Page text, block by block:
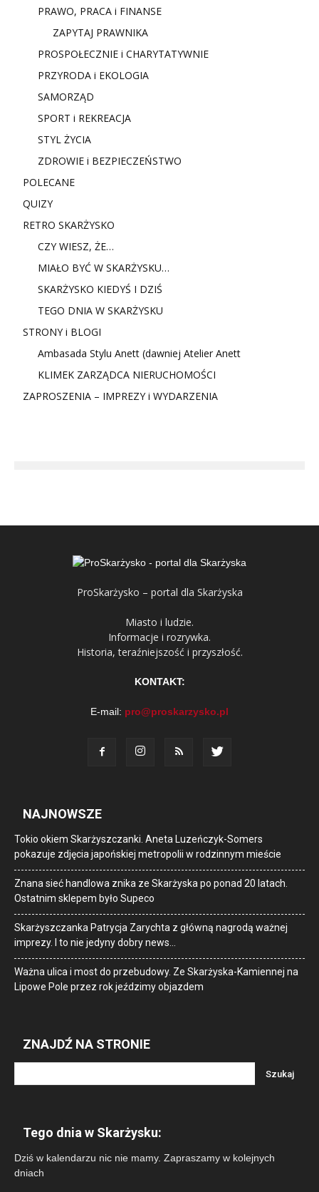
PRAWO, PRACA i FINANSE
ZAPYTAJ PRAWNIKA
PROSPOŁECZNIE i CHARYTATYWNIE
PRZYRODA i EKOLOGIA
SAMORZĄD
SPORT i REKREACJA
STYL ŻYCIA
ZDROWIE i BEZPIECZEŃSTWO
POLECANE
QUIZY
RETRO SKARŻYSKO
CZY WIESZ, ŻE…
MIAŁO BYĆ W SKARŻYSKU…
SKARŻYSKO KIEDYŚ I DZIŚ
TEGO DNIA W SKARŻYSKU
STRONY i BLOGI
Ambasada Stylu Anett (dawniej Atelier Anett
KLIMEK ZARZĄDCA NIERUCHOMOŚCI
ZAPROSZENIA – IMPREZY i WYDARZENIA
ProSkarżysko – portal dla Skarżyska
Miasto i ludzie.
Informacje i rozrywka.
Historia, teraźniejszość i przyszłość.
KONTAKT:
E-mail: pro@proskarzysko.pl
NAJNOWSZE
Tokio okiem Skarżyszczanki. Aneta Luzeńczyk-Somers
pokazuje zdjęcia japońskiej metropolii w rodzinnym mieście
Znana sieć handlowa znika ze Skarżyska po ponad 20 latach.
Ostatnim sklepem było Supeco
Skarżyszczanka Patrycja Zarychta z główną nagrodą ważnej
imprezy. I to nie jedyny dobry news…
Ważna ulica i most do przebudowy. Ze Skarżyska-Kamiennej na
Lipowe Pole przez rok jeździmy objazdem
ZNAJDŹ NA STRONIE
Tego dnia w Skarżysku:
Dziś w kalendarzu nic nie mamy. Zapraszamy w kolejnych
dniach